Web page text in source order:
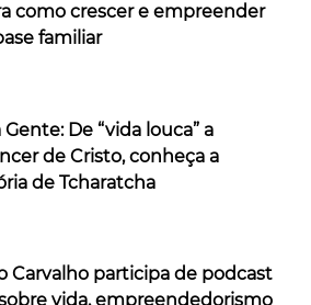
como crescer e empreender
familiar
Gente: De “vida louca” a
de Cristo, conheça a
de Tcharatcha
Carvalho participa de podcast
vida, empreendedorismo